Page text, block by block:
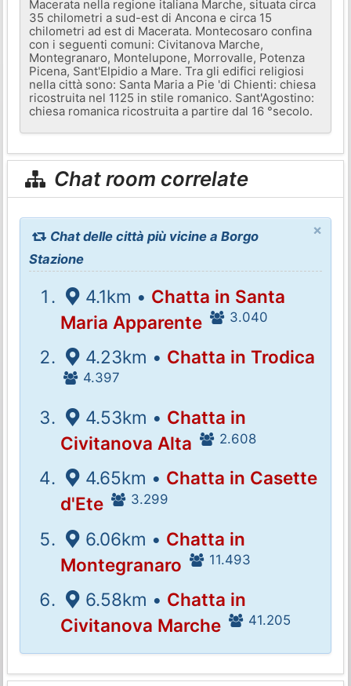
Macerata nella regione italiana Marche, situata circa
35 chilometri a sud-est di Ancona e circa 15
chilometri ad est di Macerata. Montecosaro confina
con i seguenti comuni: Civitanova Marche,
Montegranaro, Montelupone, Morrovalle, Potenza
Picena, Sant'Elpidio a Mare. Tra gli edifici religiosi
nella città sono: Santa Maria a Pie 'di Chienti: chiesa
ricostruita nel 1125 in stile romanico. Sant'Agostino:
chiesa romanica ricostruita a partire dal 16 °secolo.
Chat room correlate
×
Chat delle città più vicine a Borgo
Stazione
4.1km • Chatta in Santa
Maria Apparente
3.040
4.23km • Chatta in Trodica
4.397
4.53km • Chatta in
Civitanova Alta
2.608
4.65km • Chatta in Casette
d'Ete
3.299
6.06km • Chatta in
Montegranaro
11.493
6.58km • Chatta in
Civitanova Marche
41.205